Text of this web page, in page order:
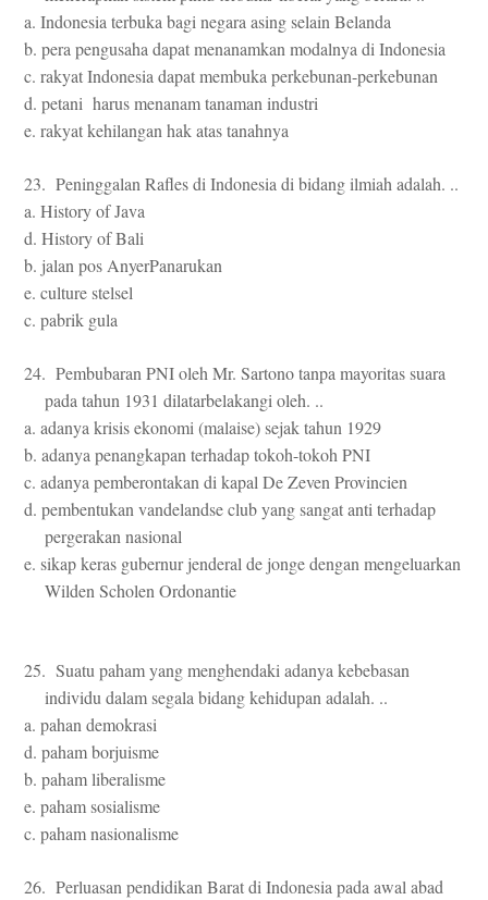
a. Indonesia terbuka bagi negara asing selain Belanda
b. pera pengusaha dapat menanamkan modalnya di Indonesia
c. rakyat Indonesia dapat membuka perkebunan-perkebunan
d. petani harus menanam tanaman industri
e. rakyat kehilangan hak atas tanahnya
23. Peninggalan Rafles di Indonesia di bidang ilmiah adalah. ..
a. History of Java
d. History of Bali
b. jalan pos AnyerPanarukan
e. culture stelsel
c. pabrik gula
24. Pembubaran PNI oleh Mr. Sartono tanpa mayoritas suara
pada tahun 1931 dilatarbelakangi oleh. ..
a. adanya krisis ekonomi (malaise) sejak tahun 1929
b. adanya penangkapan terhadap tokoh-tokoh PNI
c. adanya pemberontakan di kapal De Zeven Provincien
d. pembentukan vandelandse club yang sangat anti terhadap
pergerakan nasional
e. sikap keras gubernur jenderal de jonge dengan mengeluarkan
Wilden Scholen Ordonantie
25. Suatu paham yang menghendaki adanya kebebasan
individu dalam segala bidang kehidupan adalah. ..
a. pahan demokrasi
d. paham borjuisme
b. paham liberalisme
e. paham sosialisme
c. paham nasionalisme
26. Perluasan pendidikan Barat di Indonesia pada awal abad